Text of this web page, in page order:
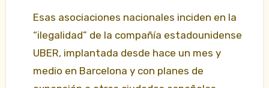
Esas asociaciones nacionales inciden en la
“ilegalidad” de la compañía estadounidense
UBER, implantada desde hace un mes y
medio en Barcelona y con planes de